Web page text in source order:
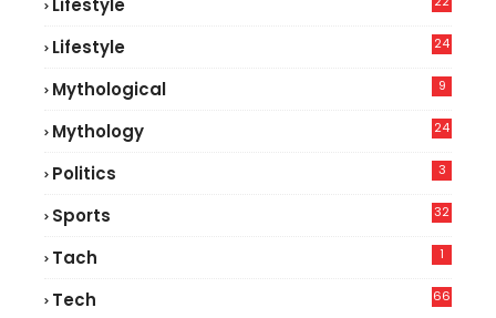
Lifestyle
Lifestyle
24
Mythological 9
Mythology 24
Politics 3
Sports 32
Tach 1
Tech
66